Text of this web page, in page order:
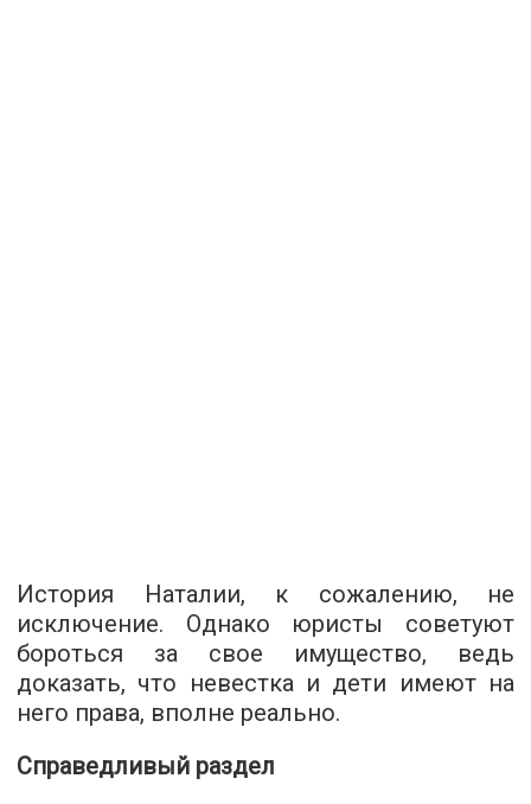
История Наталии, к сожалению, не
исключение. Однако юристы советуют
бороться за свое имущество, ведь
доказать, что невестка и дети имеют на
него права, вполне реально.
Справедливый раздел